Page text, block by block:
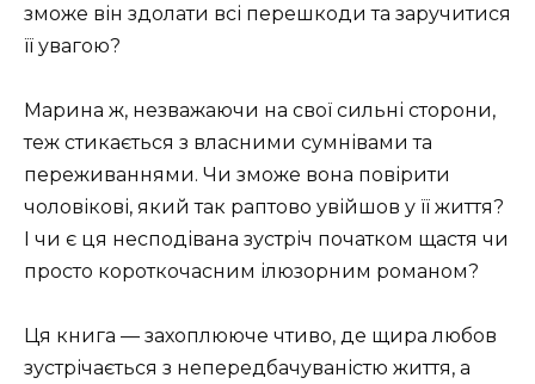
зможе він здолати всі перешкоди та заручитися
її увагою?
Марина ж, незважаючи на свої сильні сторони,
теж стикається з власними сумнівами та
переживаннями. Чи зможе вона повірити
чоловікові, який так раптово увійшов у її життя?
І чи є ця несподівана зустріч початком щастя чи
просто короткочасним ілюзорним романом?
Ця книга — захоплююче чтиво, де щира любов
зустрічається з непередбачуваністю життя, а